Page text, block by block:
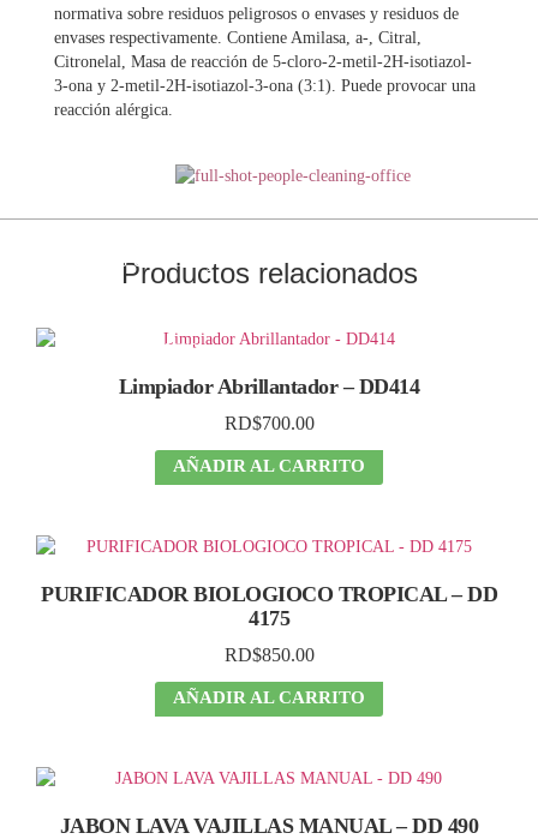
normativa sobre residuos peligrosos o envases y residuos de
envases respectivamente. Contiene Amilasa, a-, Citral,
Citronelal, Masa de reacción de 5-cloro-2-metil-2H-isotiazol-
3-ona y 2-metil-2H-isotiazol-3-ona (3:1). Puede provocar una
reacción alérgica.
tus envases y
disfruta
descuentos!
Productos relacionados
Limpiador Abrillantador – DD414
RD$700.00
AÑADIR AL CARRITO
PURIFICADOR BIOLOGIOCO TROPICAL – DD
4175
RD$850.00
AÑADIR AL CARRITO
JABON LAVA VAJILLAS MANUAL – DD 490